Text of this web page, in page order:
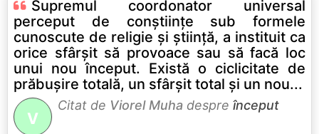
Supremul coordonator universal
perceput de conştiinţe sub formele
cunoscute de religie şi ştiinţă, a instituit ca
orice sfârşit să provoace sau să facă loc
unui nou început. Există o ciclicitate de
prăbuşire totală, un sfârşit total şi un nou...
V
Citat de Viorel Muha despre început